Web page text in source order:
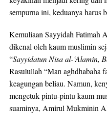
sempurna ini, keduanya harus
Kemuliaan Sayyidah Fatimah
dikenal oleh kaum muslimin
“Sayyidatun Nisa al-‘Alamin,
Rasulullah “Man aghdhabaha
keagungan beliau. Namun,
mengetuk pintu-pintu kaum
suaminya, Amirul Mukminin